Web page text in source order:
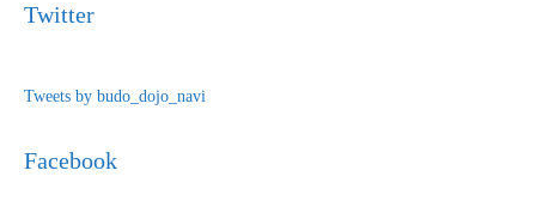
Twitter
Tweets by budo_dojo_navi
Facebook